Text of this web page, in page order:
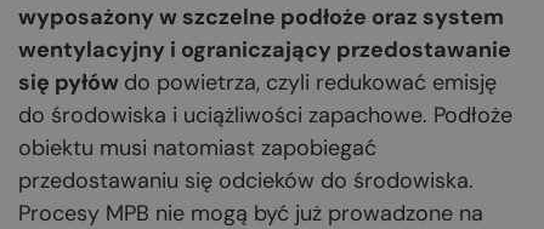
wyposażony w szczelne podłoże oraz system
wentylacyjny i ograniczający przedostawanie
się pyłów do powietrza, czyli redukować emisję
do środowiska i uciążliwości zapachowe. Podłoże
obiektu musi natomiast zapobiegać
przedostawaniu się odcieków do środowiska.
Procesy MPB nie mogą być już prowadzone na